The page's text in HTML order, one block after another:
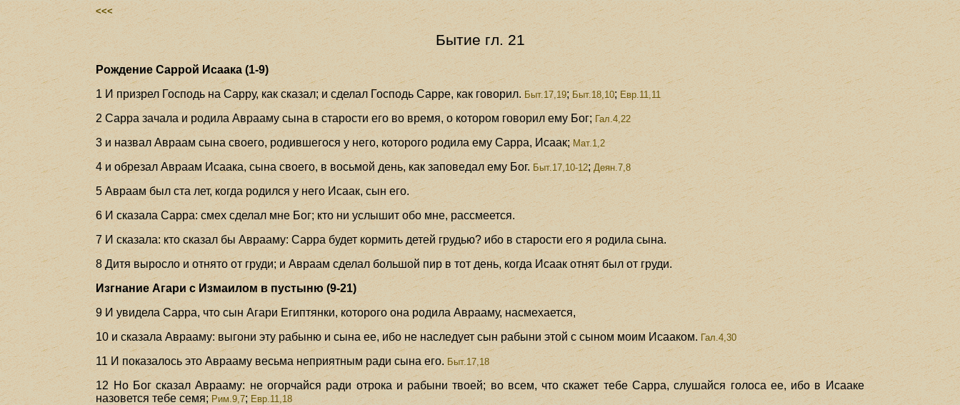
<<<
Бытие гл. 21
Рождение Саррой Исаака (1-9)
1 И призрел Господь на Сарру, как сказал; и сделал Господь Сарре, как говорил. Быт.17,19;Быт.18,10; Евр.11,11
2 Сарра зачала и родила Аврааму сына в старости его во время, о котором говорил ему Бог; Гал.4,22
3 и назвал Авраам сына своего, родившегося у него, которого родила ему Сарра, Исаак;Мат.1,2
4 и обрезал Авраам Исаака, сына своего, в восьмой день, как заповедал ему Бог. Быт.17,10-12;Деян.7,8
5 Авраам был ста лет, когда родился у него Исаак, сын его.
6 И сказала Сарра: смех сделал мне Бог; кто ни услышит обо мне, рассмеется.
7 И сказала: кто сказал бы Аврааму: Сарра будет кормить детей грудью? ибо в старости его я родила сына.
8 Дитя выросло и отнято от груди; и Авраам сделал большой пир в тот день, когда Исаак отнят был от груди.
Изгнание Агари с Измаилом в пустыню (9-21)
9 И увидела Сарра, что сын Агари Египтянки, которого она родила Аврааму, насмехается,
10 и сказала Аврааму: выгони эту рабыню и сына ее, ибо не наследует сын рабыни этой с сыном моим Исааком. Гал.4,30
11 И показалось это Аврааму весьма неприятным ради сына его. Быт.17,18
12 Но Бог сказал Аврааму: не огорчайся ради отрока и рабыни твоей; во всем, что скажет тебе Сарра, слушайся голоса ее, ибо в Исааке
назовется тебе семя; Рим.9,7;Евр.11,18